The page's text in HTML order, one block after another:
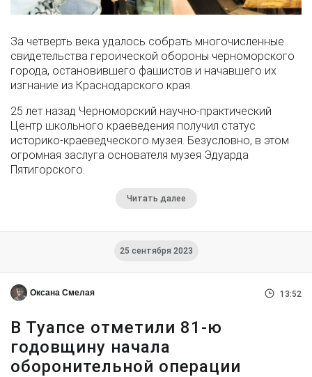
За четверть века удалось собрать многочисленные
свидетельства героической обороны черноморского
города, остановившего фашистов и начавшего их
изгнание из Краснодарского края.
25 лет назад Черноморский научно-практический
Центр школьного краеведения получил статус
историко-краеведческого музея. Безусловно, в этом
огромная заслуга основателя музея Эдуарда
Пятигорского.
Читать далее
25 сентября 2023
Оксана Смелая 13:52
В Туапсе отметили 81-ю
годовщину начала
оборонительной операции